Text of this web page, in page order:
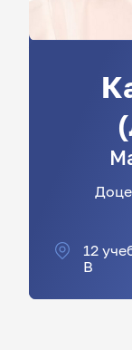
12
В